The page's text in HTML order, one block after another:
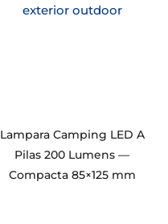
Lampara Camping LED A
Pilas 200 Lumens —
Compacta 85×125 mm